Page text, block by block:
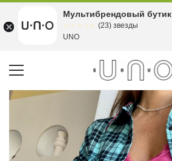
Мультибрендовый бутик
(23) звезды
UNO